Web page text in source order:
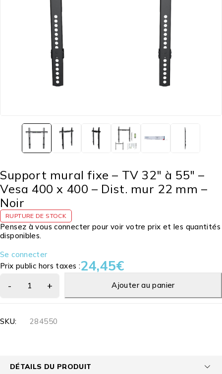
Support mural fixe – TV 32″ à 55″ –
Vesa 400 x 400 – Dist. mur 22 mm –
Noir
RUPTURE DE STOCK
Pensez à vous connecter pour voir votre prix et les quantités
disponibles.
Se connecter
Prix public hors taxes :24,45€
Ajouter au panier
SKU: 284550
DÉTAILS DU PRODUIT